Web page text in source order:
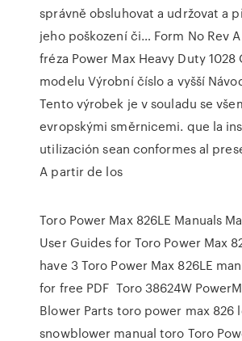
správně obsluhovat a udržovat a
jeho poškození či… Form No Rev
fréza Power Max Heavy Duty 1028
modelu Výrobní číslo a vyšší
Tento výrobek je v souladu se
evropskými směrnicemi. que la
utilización sean conformes al
A partir de los
Toro Power Max 826LE Manuals
User Guides for Toro Power Max
have 3 Toro Power Max 826LE
for free PDF Toro 38624W
Blower Parts toro power max 826
snowblower manual toro Toro